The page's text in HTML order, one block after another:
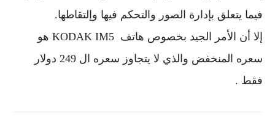
فيما يتعلق بإدارة الصور والتحكم فيها وإلتقاطها.
إلا أن الأمر الجيد بخصوص هاتف
KODAK IM5 هو
سعره المنخفض والذي لا يتجاوز سعره ال 249 دولار
فقط .